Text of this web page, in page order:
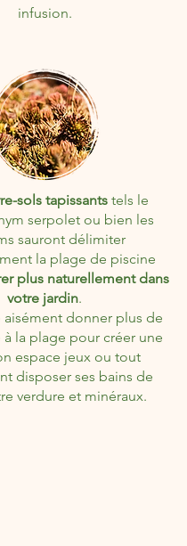
infusion.
sols tapissantstels le
serpolet ou bien les
sauront délimiter
la plage de piscine
plus naturellement dans
votre jardin.
donner plus de
la plage pour créer une
espace jeux ou tout
disposer ses bains de
verdure et minéraux.